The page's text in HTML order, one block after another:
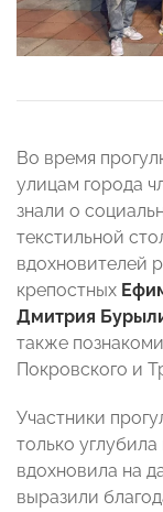
Во время
улицам города
знали о
текстильной
вдохновителей
крепостных
Дмитрия
также
Покровского и
Участники
только
вдохновила на
выразили